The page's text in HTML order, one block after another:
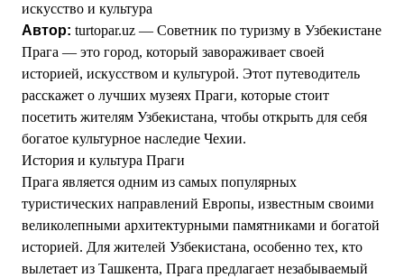
искусство и культура
Автор: turtopar.uz — Советник по туризму в Узбекистане
Прага — это город, который завораживает своей
историей, искусством и культурой. Этот путеводитель
расскажет о лучших музеях Праги, которые стоит
посетить жителям Узбекистана, чтобы открыть для себя
богатое культурное наследие Чехии.
История и культура Праги
Прага является одним из самых популярных
туристических направлений Европы, известным своими
великолепными архитектурными памятниками и богатой
историей. Для жителей Узбекистана, особенно тех, кто
вылетает из Ташкента, Прага предлагает незабываемый